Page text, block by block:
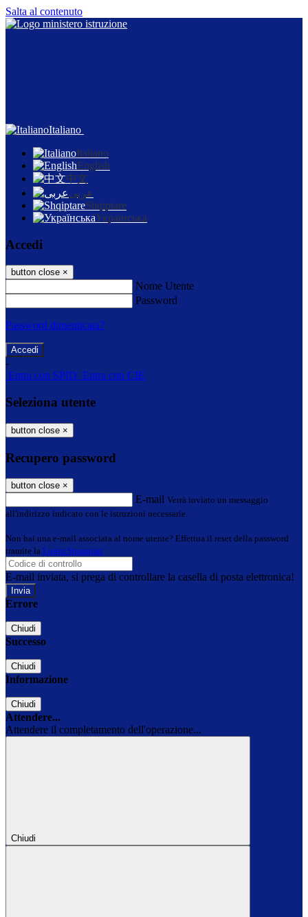
Salta al contenuto
Italiano
Italiano
English
中文
عربى
Shqiptare
Українська
Accedi
button close ×
Nome Utente
Password
Password dimenticata?
-
Entra con SPID Entra con CIE
Seleziona utente
button close ×
Recupero password
button close ×
E-mail Verrà inviato un messaggio
all'indirizzo indicato con le istruzioni necessarie.
Non hai una e-mail associata al nome utente? Effettua il reset della password
tramite la Login Spaggiari
E-mail inviata, si prega di controllare la casella di posta elettronica!
Errore
Chiudi
Successo
Chiudi
Informazione
Chiudi
Attendere...
Attendere il completamento dell'operazione...
Chiudi